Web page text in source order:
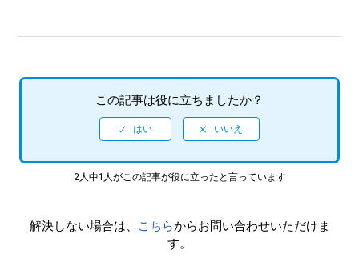
この記事は役に立ちましたか？
2人中1人がこの記事が役に立ったと言っています
解決しない場合は、 こちらからお問い合わせいただけま
す。